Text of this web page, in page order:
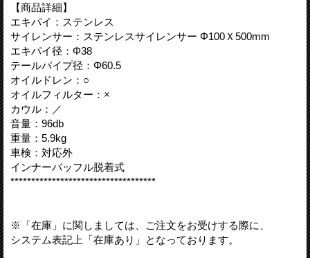
【商品詳細】
エキパイ：ステンレス
サイレンサー：ステンレスサイレンサー Φ100Ｘ500mm
エキパイ径：Φ38
テールパイプ径：Φ60.5
オイルドレン：○
オイルフィルター：×
カウル：／
音量：96db
重量：5.9kg
車検：対応外
インナーバッフル脱着式
***********************************
※「在庫」に関しましては、ご注文をお受けする際に、
システム表記上「在庫あり」となっております。